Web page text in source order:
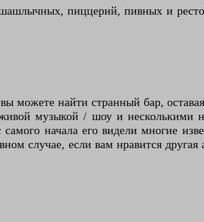
пиццерий, пивных и
найти странный бар,
музыкой / шоу и несколькими
начала его видели многие
случае, если вам нравится